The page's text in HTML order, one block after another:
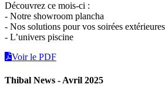
Découvrez ce mois-ci :
- Notre showroom plancha
- Nos solutions pour vos soirées extérieures
- L’univers piscine
Voir le PDF
Thibal News - Avril 2025